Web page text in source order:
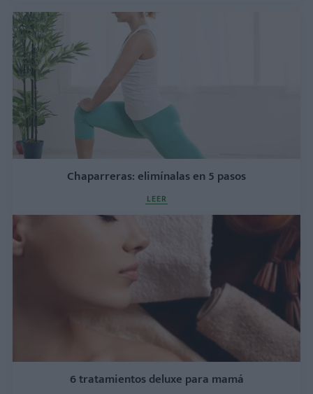
Chaparreras: elimínalas en 5 pasos
LEER
6 tratamientos deluxe para mamá